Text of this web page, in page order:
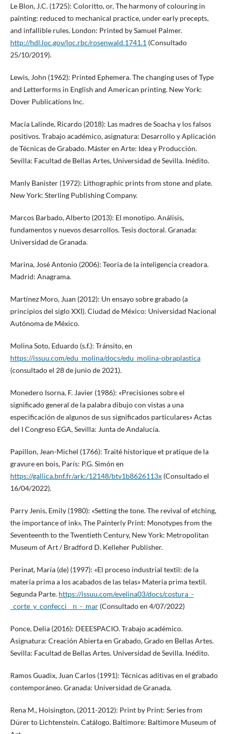
Le Blon, J.C. (1725): Coloritto, or, The harmony of colouring in
painting: reduced to mechanical practice, under early precepts,
and infallible rules. London: Printed by Samuel Palmer.
http://hdl.loc.gov/loc.rbc/rosenwald.1741.1 (Consultado
25/10/2019).
Lewis, John (1962): Printed Ephemera. The changing uses of Type
and Letterforms in English and American printing. New York:
Dover Publications Inc.
Macía Lalinde, Ricardo (2018): Las madres de Soacha y los falsos
positivos. Trabajo académico, asignatura: Desarrollo y Aplicación
de Técnicas de Grabado. Máster en Arte: Idea y Producción.
Sevilla: Facultad de Bellas Artes, Universidad de Sevilla. Inédito.
Manly Banister (1972): Lithographic prints from stone and plate.
New York: Sterling Publishing Company.
Marcos Barbado, Alberto (2013): El monotipo. Análisis,
fundamentos y nuevos desarrollos. Tesis doctoral. Granada:
Universidad de Granada.
Marina, José Antonio (2006): Teoría de la inteligencia creadora.
Madrid: Anagrama.
Martínez Moro, Juan (2012): Un ensayo sobre grabado (a
principios del siglo XXI). Ciudad de México: Universidad Nacional
Autónoma de México.
Molina Soto, Eduardo (s.f.): Tránsito, en
https://issuu.com/edu_molina/docs/edu_molina-obraplastica
(consultado el 28 de junio de 2021).
Monedero Isorna, F. Javier (1986): «Precisiones sobre el
significado general de la palabra dibujo con vistas a una
especificación de algunos de sus significados particulares» Actas
del I Congreso EGA, Sevilla: Junta de Andalucía.
Papillon, Jean-Michel (1766): Traité historique et pratique de la
gravure en bois, París: P.G. Simón en
https://gallica.bnf.fr/ark:/12148/btv1b8626113x(Consultado el
16/04/2022).
Parry Jenis, Emily (1980): «Setting the tone. The revival of etching,
the importance of ink», The Painterly Print: Monotypes from the
Seventeenth to the Twentieth Century, New York: Metropolitan
Museum of Art / Bradford D. Kelleher Publisher.
Perinat, María (de) (1997): «El proceso industrial textil: de la
materia prima a los acabados de las telas» Materia prima textil.
Segunda Parte. https://issuu.com/evelina03/docs/costura_-
_corte_y_confecci__n_-_mar(Consultado en 4/07/2022)
Ponce, Delia (2016): DEEESPACIO. Trabajo académico.
Asignatura: Creación Abierta en Grabado, Grado en Bellas Artes.
Sevilla: Facultad de Bellas Artes. Universidad de Sevilla. Inédito.
Ramos Guadix, Juan Carlos (1991): Técnicas aditivas en el grabado
contemporáneo. Granada: Universidad de Granada.
Rena M., Hoisington, (2011-2012): Print by Print: Series from
Dürer to Lichtenstein. Catálogo. Baltimore: Baltimore Museum of